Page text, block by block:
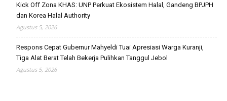
Kick Off Zona KHAS: UNP Perkuat Ekosistem Halal, Gandeng BPJPH
dan Korea Halal Authority
Agustus 5, 2026
Respons Cepat Gubernur Mahyeldi Tuai Apresiasi Warga Kuranji,
Tiga Alat Berat Telah Bekerja Pulihkan Tanggul Jebol
Agustus 5, 2026